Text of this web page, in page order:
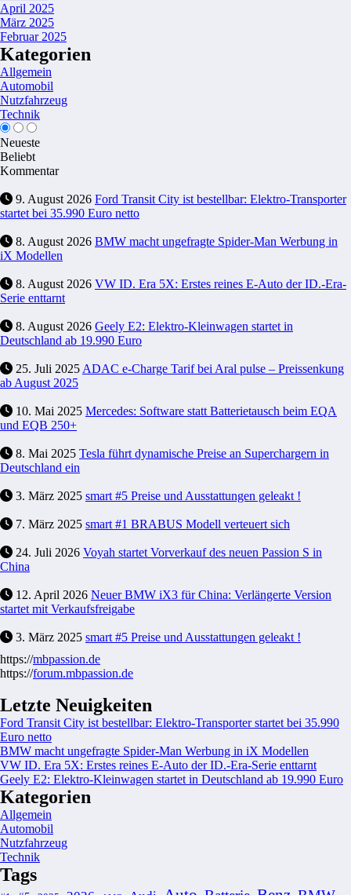
April 2025
März 2025
Februar 2025
Kategorien
Allgemein
Automobil
Nutzfahrzeug
Technik
Neueste
Beliebt
Kommentar
9. August 2026 Ford Transit City ist bestellbar: Elektro-Transporter
startet bei 35.990 Euro netto
8. August 2026 BMW macht ungefragte Spider-Man Werbung in
iX Modellen
8. August 2026 VW ID. Era 5X: Erstes reines E-Auto der ID.-Era-
Serie enttarnt
8. August 2026 Geely E2: Elektro-Kleinwagen startet in
Deutschland ab 19.990 Euro
25. Juli 2025 ADAC e-Charge Tarif bei Aral pulse – Preissenkung
ab August 2025
10. Mai 2025 Mercedes: Software statt Batterietausch beim EQA
und EQB 250+
8. Mai 2025 Tesla führt dynamische Preise an Superchargern in
Deutschland ein
3. März 2025 smart #5 Preise und Ausstattungen geleakt !
7. März 2025 smart #1 BRABUS Modell verteuert sich
24. Juli 2026 Voyah startet Vorverkauf des neuen Passion S in
China
12. April 2026 Neuer BMW iX3 für China: Verlängerte Version
startet mit Verkaufsfreigabe
3. März 2025 smart #5 Preise und Ausstattungen geleakt !
https://mbpassion.de
https://forum.mbpassion.de
Letzte Neuigkeiten
Ford Transit City ist bestellbar: Elektro-Transporter startet bei 35.990
Euro netto
BMW macht ungefragte Spider-Man Werbung in iX Modellen
VW ID. Era 5X: Erstes reines E-Auto der ID.-Era-Serie enttarnt
Geely E2: Elektro-Kleinwagen startet in Deutschland ab 19.990 Euro
Kategorien
Allgemein
Automobil
Nutzfahrzeug
Technik
Tags